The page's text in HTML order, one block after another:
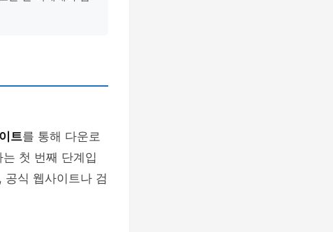
트를 통해 다운로
첫 번째 단계입
식 웹사이트나 검